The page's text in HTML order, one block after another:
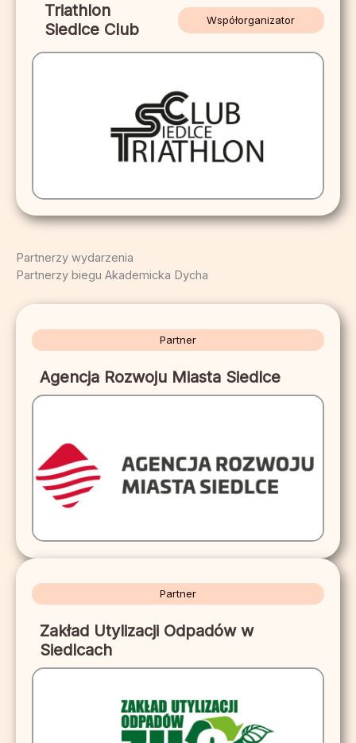
Triathlon
Siedlce Club
Współorganizator
Partnerzy wydarzenia
Partnerzy biegu Akademicka Dycha
Partner
Agencja Rozwoju Miasta Siedlce
Partner
Zakład Utylizacji Odpadów w
Siedlcach